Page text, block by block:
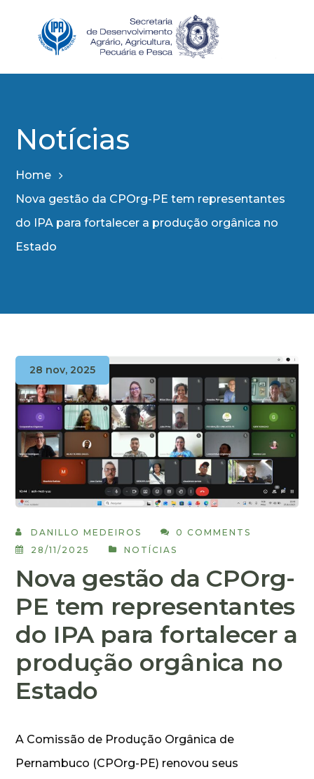
Notícias
Home
Nova gestão da CPOrg-PE tem representantes
do IPA para fortalecer a produção orgânica no
Estado
28 nov, 2025
DANILLO MEDEIROS
0 COMMENTS
28/11/2025
NOTÍCIAS
Nova gestão da CPOrg-
PE tem representantes
do IPA para fortalecer a
produção orgânica no
Estado
A Comissão de Produção Orgânica de
Pernambuco (CPOrg-PE) renovou seus